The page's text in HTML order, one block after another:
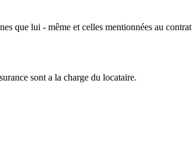
que lui - même et celles mentionnées au contrat
sont a la charge du locataire.